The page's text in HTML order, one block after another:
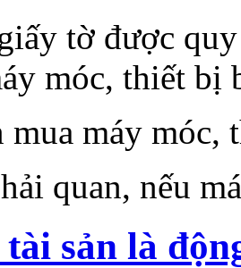
tờ được
móc, thiết bị
mua máy móc,
quan, nếu
sản là